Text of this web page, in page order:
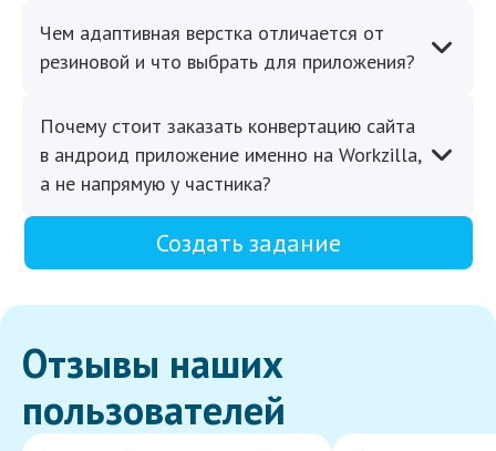
Чем адаптивная верстка отличается от
резиновой и что выбрать для приложения?
Почему стоит заказать конвертацию сайта
в андроид приложение именно на Workzilla,
а не напрямую у частника?
Создать задание
Отзывы наших
пользователей